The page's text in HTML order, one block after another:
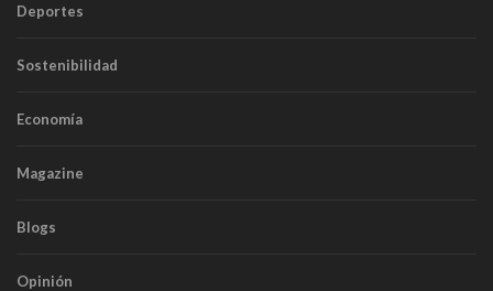
Deportes
Sostenibilidad
Economía
Magazine
Blogs
Opinión